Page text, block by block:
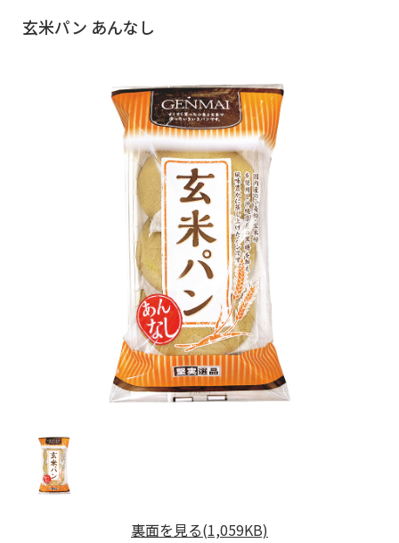
玄米パン あんなし
裏面を見る(1,059KB)